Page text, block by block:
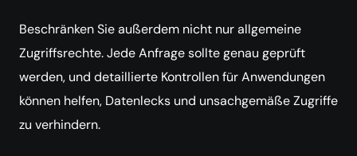
Beschränken Sie außerdem nicht nur allgemeine
Zugriffsrechte. Jede Anfrage sollte genau geprüft
werden, und detaillierte Kontrollen für Anwendungen
können helfen, Datenlecks und unsachgemäße Zugriffe
zu verhindern.